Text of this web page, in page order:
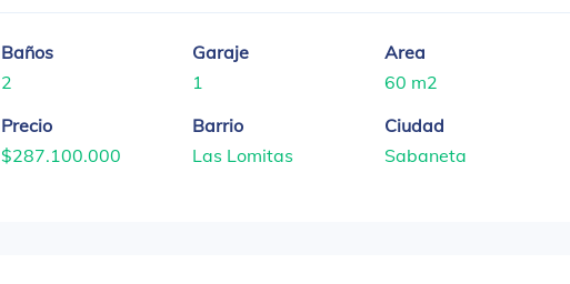
Baños
2
Garaje
1
Area
60 m2
Precio
$287.100.000
Barrio
Las Lomitas
Ciudad
Sabaneta